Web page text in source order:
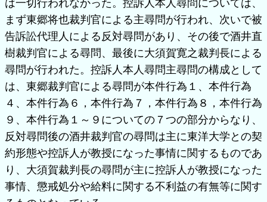
は一切行われなかった。控訴人本人尋問については、
まず東郷将也裁判官による主尋問が行われ、次いで被
告訴訟代理人による反対尋問があり、その後で酒井直
樹裁判官による尋問、最後に大須賀寛之裁判長による
尋問が行われた。控訴人本人尋問主尋問の構成として
は、東郷裁判官による尋問が本件行為１、本件行為
４、本件行為６，本件行為７，本件行為８，本件行為
９、本件行為１～９についての７つの部分からなり、
反対尋問後の酒井裁判官の尋問は主に東洋大学との契
約形態や控訴人が教授になった事情に関するものであ
り、大須賀裁判長の尋問が主に控訴人が教授になった
事情、懲戒処分や給料に関する不利益の有無等に関す